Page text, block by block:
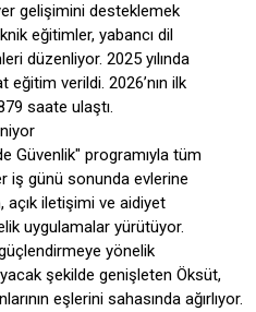
gelişimini desteklemek
eğitimler, yabancı dil
düzenliyor. 2025 yılında
eğitim verildi. 2026’nın ilk
saate ulaştı.
Güvenlik" programıyla tüm
iş günü sonunda evlerine
iletişimi ve aidiyet
uygulamalar yürütüyor.
yönelik
şekilde genişleten Öksüt,
eşlerini sahasında ağırlıyor.